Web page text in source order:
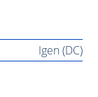
Igen (DC)